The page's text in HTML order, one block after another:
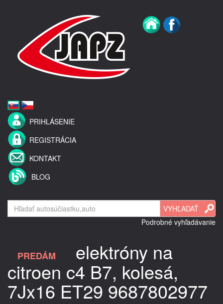
PRIHLÁSENIE
REGISTRÁCIA
KONTAKT
BLOG
Podrobné vyhľadávanie
PREDÁM elektróny na
citroen c4 B7, kolesá,
7Jx16 ET29 9687802977